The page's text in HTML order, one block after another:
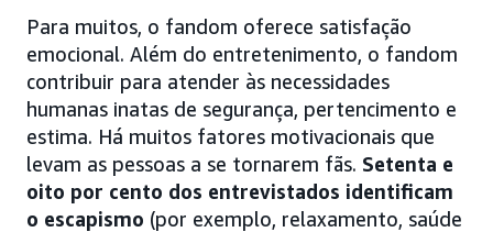
Para muitos, o fandom oferece satisfação
emocional. Além do entretenimento, o fandom
contribuir para atender às necessidades
humanas inatas de segurança, pertencimento e
estima. Há muitos fatores motivacionais que
levam as pessoas a se tornarem fãs. Setenta e
oito por cento dos entrevistados identificam
o escapismo (por exemplo, relaxamento, saúde